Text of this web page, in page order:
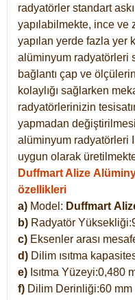
radyatörler standart
yapılabilmekte, ince ve
yapılan yerde fazla yer
alüminyum radyatörleri
bağlantı çap ve
kolaylığı sağlarken
radyatörlerinizin
yapmadan
alüminyum radyatörleri
uygun olarak
Duffmart Alize
özellikleri
a) Model: Duffmart
b) Radyatör
c) Eksenler arası
d) Dilim ısıtma
e) Isıtma Yüzeyi:0,480
f) Dilim Derinliği:60 mm